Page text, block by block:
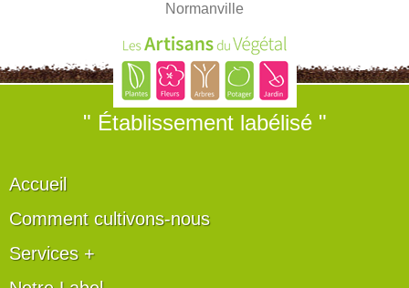
Normanville
" Établissement labélisé "
Accueil
Comment cultivons-nous
Services +